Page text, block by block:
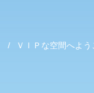
/ ＶＩＰな空間へよう